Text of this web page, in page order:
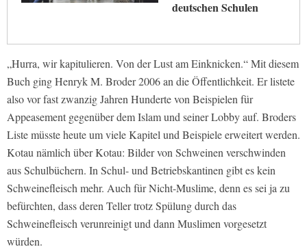
deutschen Schulen
„Hurra, wir kapitulieren. Von der Lust am Einknicken.“ Mit diesem
Buch ging Henryk M. Broder 2006 an die Öffentlichkeit. Er listete
also vor fast zwanzig Jahren Hunderte von Beispielen für
Appeasement gegenüber dem Islam und seiner Lobby auf. Broders
Liste müsste heute um viele Kapitel und Beispiele erweitert werden.
Kotau nämlich über Kotau: Bilder von Schweinen verschwinden
aus Schulbüchern. In Schul- und Betriebskantinen gibt es kein
Schweinefleisch mehr. Auch für Nicht-Muslime, denn es sei ja zu
befürchten, dass deren Teller trotz Spülung durch das
Schweinefleisch verunreinigt und dann Muslimen vorgesetzt
würden.